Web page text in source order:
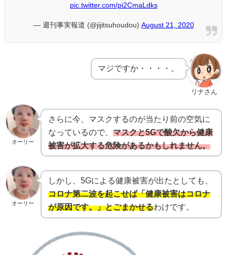
pic.twitter.com/pi2CmaLdks
— 週刊事実報道 (@jijitsuhoudou) August 21, 2020
リナさん
マジですか・・・・。
オーリー
さらに今、マスクするのが当たり前の空気に
なっているので、 マスクと5Gで酸欠から健康
被害が拡大する危険があるかもしれません。
オーリー
しかし、5Gによる健康被害が出たとしても、
コロナ第二波を起こせば「健康被害はコロナ
が原因です。」とごまかせるわけです。